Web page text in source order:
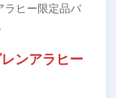
ラヒー限定品バ
ンアラヒー